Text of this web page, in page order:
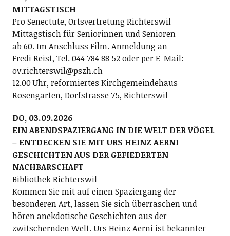
MITTAGSTISCH
Pro Senectute, Ortsvertretung Richterswil
Mittagstisch für Seniorinnen und Senioren
ab 60. Im Anschluss Film. Anmeldung an
Fredi Reist, Tel. 044 784 88 52 oder per E-Mail:
ov.richterswil@pszh.ch
12.00 Uhr, reformiertes Kirchgemeindehaus
Rosengarten, Dorfstrasse 75, Richterswil
DO, 03.09.2026
EIN ABENDSPAZIERGANG IN DIE WELT DER VÖGEL
– ENTDECKEN SIE MIT URS HEINZ AERNI
GESCHICHTEN AUS DER GEFIEDERTEN
NACHBARSCHAFT
Bibliothek Richterswil
Kommen Sie mit auf einen Spaziergang der
besonderen Art, lassen Sie sich überraschen und
hören anekdotische Geschichten aus der
zwitschernden Welt. Urs Heinz Aerni ist bekannter